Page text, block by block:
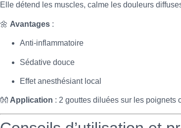
Elle détend les muscles, calme les douleurs
🌼 Avantages :
Anti-inflammatoire
Sédative douce
Effet anesthésiant local
👐 Application : 2 gouttes diluées sur les poignets